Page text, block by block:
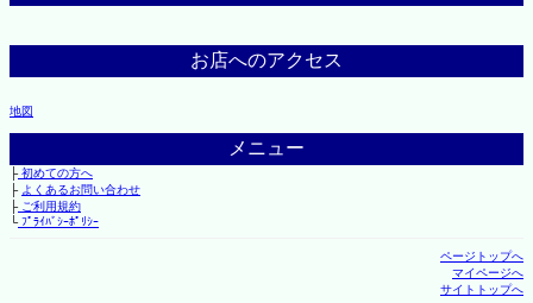
お店へのアクセス
地図
メニュー
├初めての方へ
├ よくあるお問い合わせ
├ご利用規約
└ﾌﾟﾗｲﾊﾞｼｰﾎﾟﾘｼｰ
ページトップへ
マイページへ
サイトトップへ